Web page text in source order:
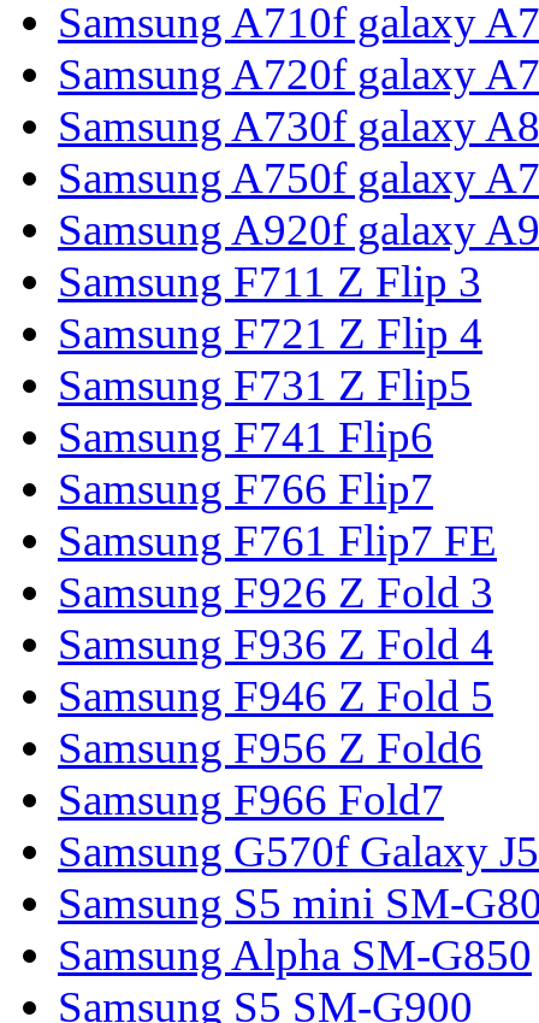
Samsung A710f galaxy
Samsung A720f galaxy
Samsung A730f galaxy
Samsung A750f galaxy
Samsung A920f galaxy
Samsung F711 Z Flip 3
Samsung F721 Z Flip 4
Samsung F731 Z Flip5
Samsung F741 Flip6
Samsung F766 Flip7
Samsung F761 Flip7 FE
Samsung F926 Z Fold 3
Samsung F936 Z Fold 4
Samsung F946 Z Fold 5
Samsung F956 Z Fold6
Samsung F966 Fold7
Samsung G570f Galaxy
Samsung S5 mini SM-
Samsung Alpha SM-G850
Samsung S5 SM-G900